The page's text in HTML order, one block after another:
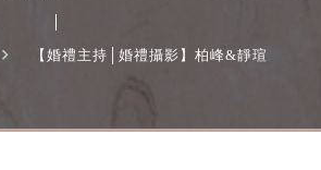
【婚禮主持│婚禮攝影】柏峰&靜瑄